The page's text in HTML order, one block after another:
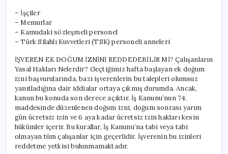
– İşçiler
– Memurlar
– Kamudaki sözleşmeli personel
– Türk Silahlı Kuvvetleri (TSK) personeli anneleri
İŞVEREN EK DOĞUM İZNİNİ REDDEDEBİLİR Mİ? Çalışanların
Yasal Hakları Nelerdir? Geçtiğimiz hafta başlayan ek doğum
izni başvurularında, bazı işverenlerin bu talepleri olumsuz
yanıtladığına dair iddialar ortaya çıkmış durumda. Ancak,
kanun bu konuda son derece açıktır. İş Kanunu’nun 74.
maddesinde düzenlenen doğum izni, doğum sonrası yarım
gün ücretsiz izin ve 6 aya kadar ücretsiz izin hakları kesin
hükümler içerir. Bu kurallar, İş Kanunu’na tabi veya tabi
olmayan tüm çalışanlar için geçerlidir. İşverenin bu izinleri
reddetme yetkisi bulunmamaktadır.